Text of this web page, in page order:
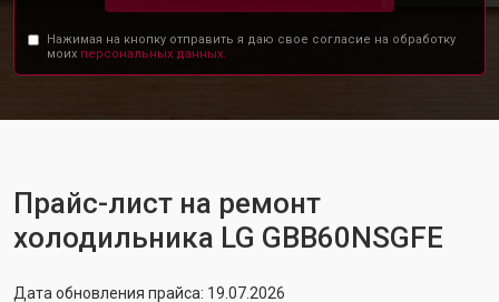
Нажимая на кнопку отправить я даю свое согласие на обработку
моих персональных данных.
Прайс-лист на ремонт
холодильника LG GBB60NSGFE
Дата обновления прайса: 19.07.2026